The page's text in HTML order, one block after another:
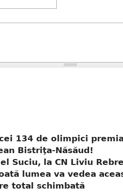
134 de olimpici
Bistriţa-Năsăud!
Suciu, la CN Liviu
lumea va vedea
total schimbată